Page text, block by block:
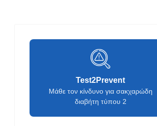
Test2Prevent
Μάθε τον κίνδυνο για σακχαρώδη
διαβήτη τύπου 2